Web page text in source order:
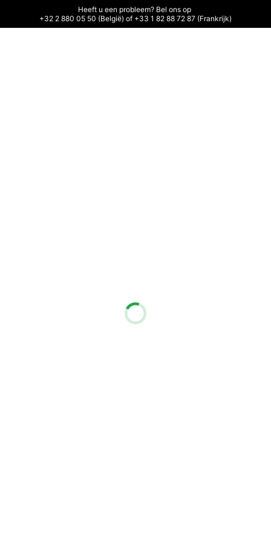
Heeft u een probleem? Bel ons op
+32 2 880 05 50 (België) of +33 1 82 88 72 87 (Frankrijk)